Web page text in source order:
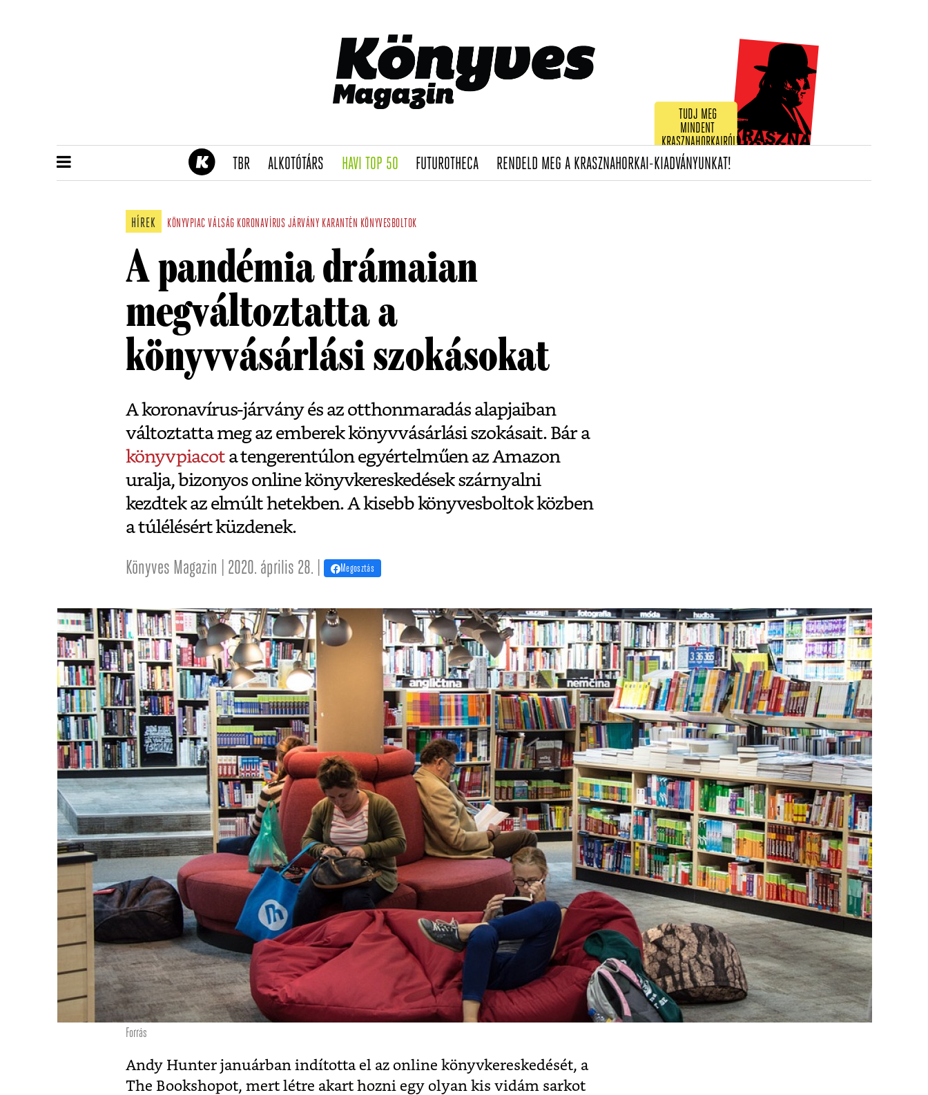
TUDJ MEG
MINDENT
KRASZNAHORKAIRÓL!
TBR(CURRENT)
ALKOTÓTÁRS(CURRENT)
HAVI TOP 50(CURRENT)
FUTUROTHECA(CURRENT)
RENDELD MEG A KRASZNAHORKAI-KIADVÁNYUNKAT!(CURRENT)
HÍREK KÖNYVPIAC VÁLSÁG KORONAVÍRUS JÁRVÁNY KARANTÉN KÖNYVESBOLTOK
A pandémia drámaian
megváltoztatta a
könyvvásárlási szokásokat
A koronavírus-járvány és az otthonmaradás alapjaiban
változtatta meg az emberek könyvvásárlási szokásait. Bár a
könyvpiacota tengerentúlon egyértelműen az Amazon
uralja, bizonyos online könyvkereskedések szárnyalni
kezdtek az elmúlt hetekben. A kisebb könyvesboltok közben
a túlélésért küzdenek.
Könyves Magazin | 2020. április 28. | Megosztás
Forrás
Andy Hunter januárban indította el az online könyvkereskedését, a
The Bookshopot, mert létre akart hozni egy olyan kis vidám sarkot